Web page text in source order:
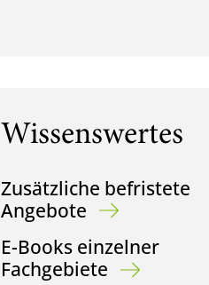
Wissenswertes
Zusätzliche befristete
Angebote
E-Books einzelner
Fachgebiete